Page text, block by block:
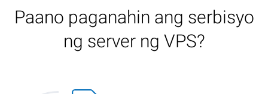
Paano paganahin ang serbisyo
ng server ng VPS?